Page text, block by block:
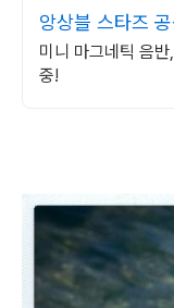
앙상블 스타즈
탄
미니 마그네틱 음
중!